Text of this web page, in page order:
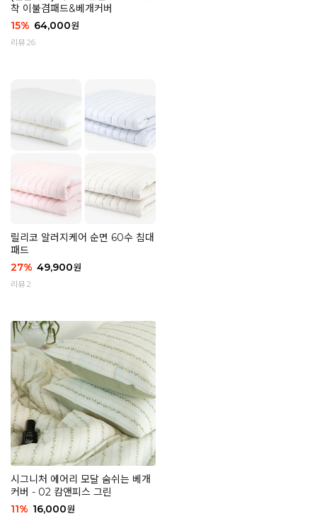
착 이불겸패드&베개커버
15% 64,000원
리뷰 26
릴리코 알러지케어 순면 60수 침대
패드
27% 49,900원
리뷰 2
시그니처 에어리 모달 숨쉬는 베개
커버 - 02 캄앤피스 그린
11% 16,000원